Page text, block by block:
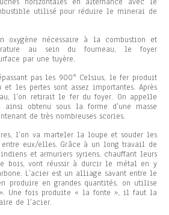
utilisé pour réduire le minerai de
oxygène nécessaire à la combustion et
au sein du fourneau, le foyer
par une tuyère.
pas les 900° Celsius, le fer produit
les pertes sont assez importantes. Après
l’on retirait le fer du foyer. On appelle
obtenu sous la forme d’une masse
de très nombreuses scories.
l’on va marteler la loupe et souder les
eux/elles. Grâce à un long travail de
et armuriers syriens, chauffant leurs
bois, vont réussir à durcir le métal en y
L’acier est un alliage savant entre le
produire en grandes quantités, on utilise
Une fois produite « la fonte », il faut la
de l’acier.